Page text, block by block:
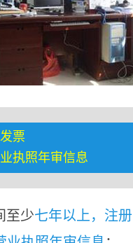
票
执照年审信息
至少七年以上，注册